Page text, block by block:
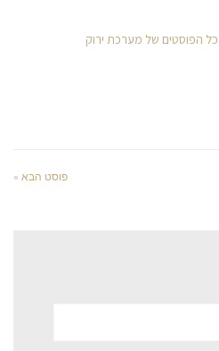
הפוסטים של מערכת ירוק
פוסט הבא »